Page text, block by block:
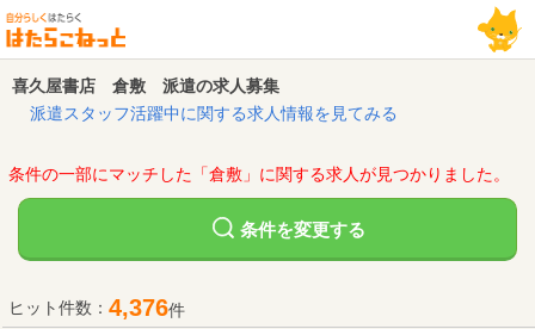
喜久屋書店 倉敷 派遣の求人募集
派遣スタッフ活躍中に関する求人情報を見てみる
条件の一部にマッチした「倉敷」に関する求人が見つかりました。
条件を変更する
ヒット件数： 4,376件